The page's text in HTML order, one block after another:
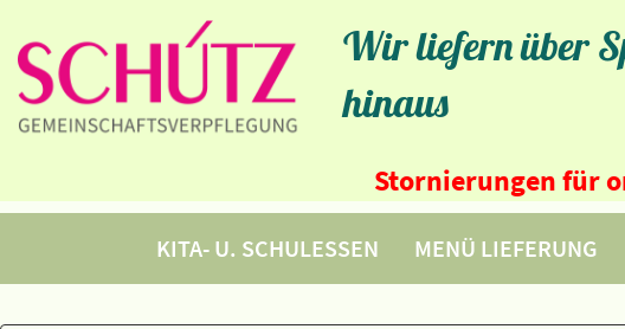
Wir liefern über
hinaus
Stornierungen für
KITA- U. SCHULESSEN MENÜ LIEFERUNG